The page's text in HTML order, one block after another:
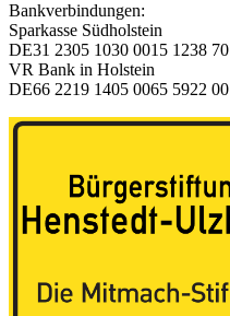
Bankverbindungen:
Sparkasse Südholstein
DE31 2305 1030 0015 1238 70
VR Bank in Holstein
DE66 2219 1405 0065 5922 00